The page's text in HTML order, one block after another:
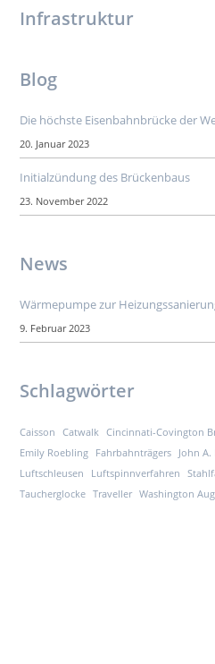
Infrastruktur
Blog
Die höchste Eisenbahnbrücke der
20. Januar 2023
Initialzündung des Brückenbaus
23. November 2022
News
Wärmepumpe zur
9. Februar 2023
Schlagwörter
Caisson Catwalk Cincinnati-Covington
Emily Roebling
Fahrbahnträgers John
Luftschleusen
Luftspinnverfahren
Taucherglocke
Traveller Washington